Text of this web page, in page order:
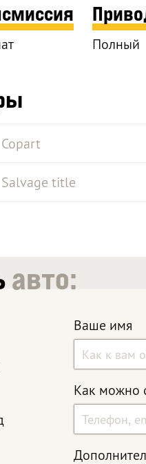
Полный
Copart
Salvage title
авто:
Ваше имя
Как можно